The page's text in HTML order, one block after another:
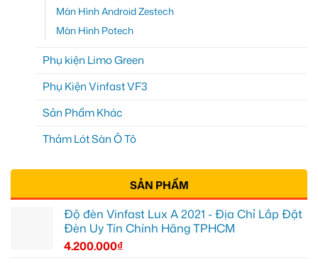
Màn Hình Android Zestech
Màn Hình Potech
Phụ kiện Limo Green
Phụ Kiện Vinfast VF3
Sản Phẩm Khác
Thảm Lót Sàn Ô Tô
SẢN PHẨM
Độ đèn Vinfast Lux A 2021 - Địa Chỉ Lắp Đặt
Đèn Uy Tín Chính Hãng TPHCM
4.200.000₫